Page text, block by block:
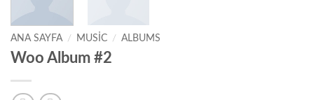
ANA SAYFA / MUSIC / ALBUMS
Woo Album #2